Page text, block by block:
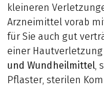
kleineren
Arzneimittel vorab
für Sie auch gut
einer
und Wundheilmittel,
Pflaster, sterilen